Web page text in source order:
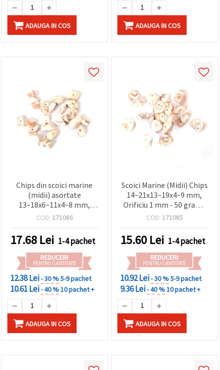
ADAUGA IN COS ADAUGA IN COS
Chips din scoici marine
(midii) asortate
13~18x6~11x4~8 mm,
gaură 1 mm, ~70 bucăți –
bijuterii handmade și
hobby craft
COD: 171086
17.68 Lei 1-4 pachet
REDUCERI
PENTRU CANTITATE
12.38 Lei- 30 %5-9 pachet
10.61 Lei- 40 %10 pachet +
ADAUGA IN COS
Scoici Marine (Midii) Chips
14~21x13~19x4~9 mm,
Orificiu 1 mm - 50 grame
~30 bucăți
COD: 171085
15.60 Lei 1-4 pachet
REDUCERI
PENTRU CANTITATE
10.92 Lei- 30 %5-9 pachet
9.36 Lei- 40 %10 pachet +
ADAUGA IN COS